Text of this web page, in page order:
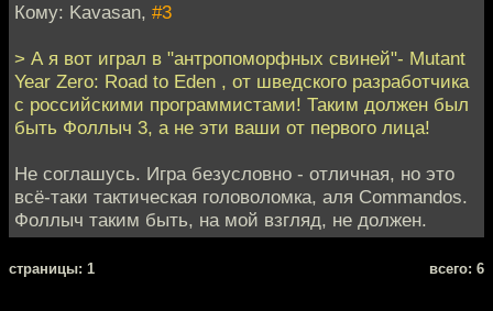
Кому: Kavasan, #3
> А я вот играл в "антропоморфных свиней"- Mutant
Year Zero: Road to Eden , от шведского разработчика
с российскими программистами! Таким должен был
быть Фоллыч 3, а не эти ваши от первого лица!
Не соглашусь. Игра безусловно - отличная, но это
всё-таки тактическая головоломка, аля Commandos.
Фоллыч таким быть, на мой взгляд, не должен.
cтраницы: 1 всего: 6